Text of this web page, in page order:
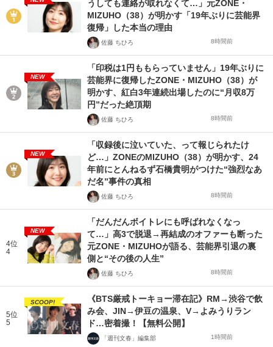
うしても連絡が取れなくて…」元ZONE・
MIZUHO（38）が明かす「19年ぶりに芸能界
復帰」した本当の理由
佐藤 ちひろ 8時間前
NEW
「印税は1円ももらっていません」19年ぶりに
芸能界に復帰したZONE・MIZUHO（38）が
明かす、紅白3年連続出場したのに“月収8万
円”だった絶頂期
佐藤 ちひろ 8時間前
NEW
「収録後に泣いていた、って報じられたけ
ど…」ZONEのMIZUHO（38）が明かす、24
年前にとんねるず石橋貴明がつけた“強烈なあ
だ名”事件の真相
佐藤 ちひろ 8時間前
4位
4
NEW
「だんだんボイトレにも呼ばれなくなっ
て…」高3で脱退→再結成のオファーも断った
元ZONE・MIZUHOが語る、芸能界引退の裏
側と“その後の人生”
佐藤 ちひろ 8時間前
5位
5
SCOOP!
《BTS厳戒トーキョー滞在記》RM→渋谷で飲
み会、JIN→伊豆の温泉、V→よみうりラン
ド…密着撮！【無料公開】
「週刊文春」編集部 1時間前